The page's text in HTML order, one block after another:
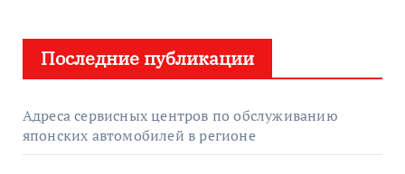
Последние публикации
Адреса сервисных центров по обслуживанию
японских автомобилей в регионе